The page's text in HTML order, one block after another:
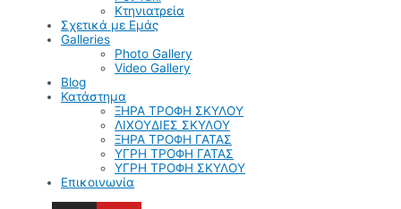
Κτηνιατρεία
Σχετικά με Εμάς
Galleries
Photo Gallery
Video Gallery
Blog
Κατάστημα
ΞΗΡΑ ΤΡΟΦΗ ΣΚΥΛΟΥ
ΛΙΧΟΥΔΙΕΣ ΣΚΥΛΟΥ
ΞΗΡΑ ΤΡΟΦΗ ΓΑΤΑΣ
ΥΓΡΗ ΤΡΟΦΗ ΓΑΤΑΣ
ΥΓΡΗ ΤΡΟΦΗ ΣΚΥΛΟΥ
Επικοινωνία